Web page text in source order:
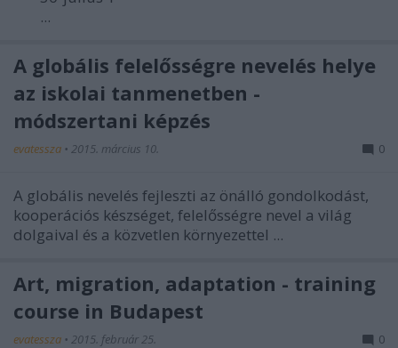
...
A globális felelősségre nevelés helye
az iskolai tanmenetben -
módszertani képzés
evatessza • 2015. március 10. 0
A globális nevelés fejleszti az önálló gondolkodást,
kooperációs készséget, felelősségre nevel a világ
dolgaival és a közvetlen környezettel ...
Art, migration, adaptation - training
course in Budapest
evatessza • 2015. február 25. 0